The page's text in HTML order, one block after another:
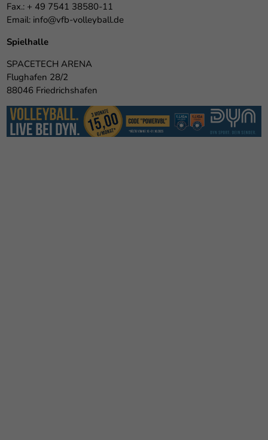
Fax.: + 49 7541 38580-11
Email: info@vfb-volleyball.de
Spielhalle
SPACETECH ARENA
Flughafen 28/2
88046 Friedrichshafen